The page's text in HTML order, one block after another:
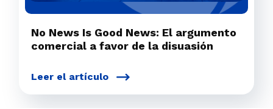
No News Is Good News: El argumento
comercial a favor de la disuasión
Leer el artículo